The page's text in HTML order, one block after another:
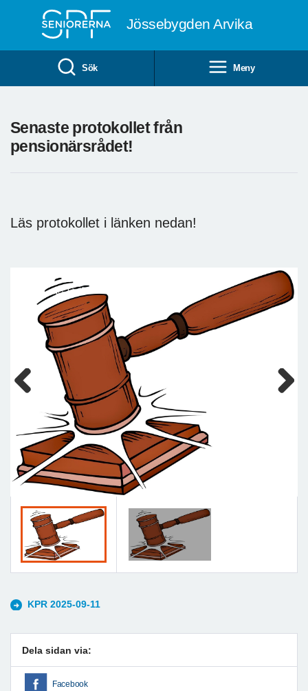
Jössebygden Arvika
Sök Meny
Senaste protokollet från
pensionärsrådet!
Läs protokollet i länken nedan!
KPR 2025-09-11
Dela sidan via:
Facebook